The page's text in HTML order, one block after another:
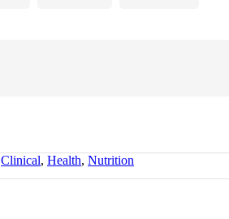
Clinical, Health, Nutrition